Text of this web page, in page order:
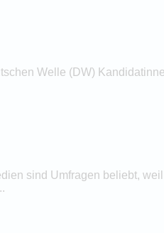
Welle (DW)
sind Umfragen beliebt,